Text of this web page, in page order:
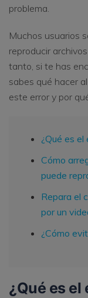
problema.
Muchos usuarios
reproducir
tanto, si te has
sabes qué hacer
este error y por
¿Qué es
Cómo
puede
Repara el
por un
¿Cómo
¿Qué es el